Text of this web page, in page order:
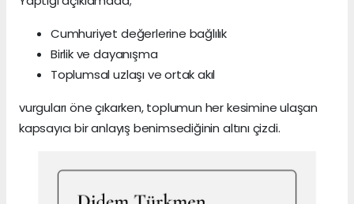
Cumhuriyet değerlerine bağlılık
Birlik ve dayanışma
Toplumsal uzlaşı ve ortak akıl
vurguları öne çıkarken, toplumun her kesimine ulaşan
kapsayıcı bir anlayış benimsediğinin altını çizdi.